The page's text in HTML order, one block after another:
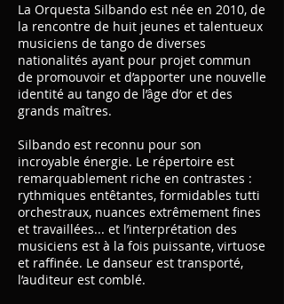
La Orquesta Silbando est née en 2010, de
la rencontre de huit jeunes et talentueux
musiciens de tango de diverses
nationalités ayant pour projet commun
de promouvoir et d’apporter une nouvelle
identité au tango de l’âge d’or et des
grands maîtres.
Silbando est reconnu pour son
incroyable énergie. Le répertoire est
remarquablement riche en contrastes :
rythmiques entêtantes, formidables tutti
orchestraux, nuances extrêmement fines
et travaillées... et l’interprétation des
musiciens est à la fois puissante, virtuose
et raffinée. Le danseur est transporté,
l’auditeur est comblé.